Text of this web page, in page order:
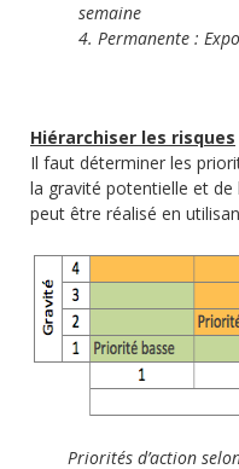
semaine
4. Permanente :
Hiérarchiser les risques
Il faut déterminer les
la gravité potentielle et de
peut être réalisé en
Priorités d’action